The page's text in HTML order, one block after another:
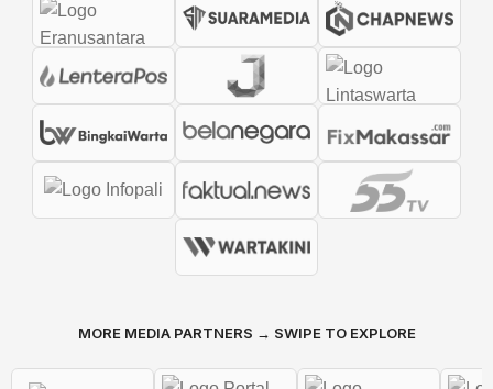
MORE MEDIA PARTNERS → SWIPE TO EXPLORE